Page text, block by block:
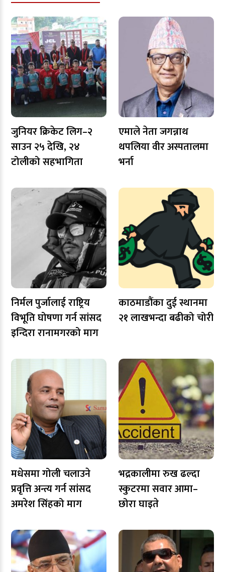
जुनियर क्रिकेट लिग–२
साउन २५ देखि, २४
टोलीको सहभागिता
एमाले नेता जगन्नाथ
थपलिया वीर अस्पतालमा
भर्ना
निर्मल पुर्जालाई राष्ट्रिय
विभूति घोषणा गर्न सांसद
इन्दिरा रानामगरको माग
काठमाडौंका दुई स्थानमा
२१ लाखभन्दा बढीको चोरी
मधेसमा गोली चलाउने
प्रवृत्ति अन्त्य गर्न सांसद
अमरेश सिंहको माग
भद्रकालीमा रुख ढल्दा
स्कुटरमा सवार आमा–
छोरा घाइते